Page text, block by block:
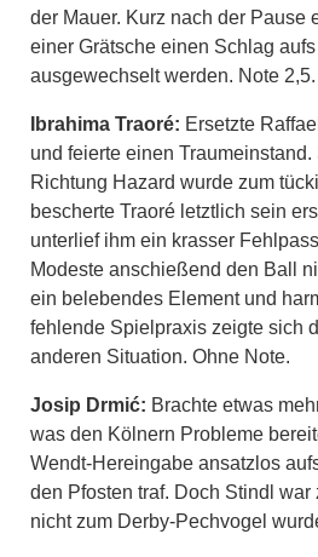
der Mauer. Kurz nach der Pause
einer Grätsche einen Schlag
ausgewechselt werden. Note 2,5.
Ibrahima Traoré: Ersetzte
und feierte einen
Richtung Hazard wurde zum
bescherte Traoré letztlich sein
unterlief ihm ein krasser
Modeste anschießend den Ball
ein belebendes Element und
fehlende Spielpraxis zeigte sich
anderen Situation. Ohne Note.
Josip Drmić: Brachte etwas
was den Kölnern Probleme
Wendt-Hereingabe ansatzlos
den Pfosten traf. Doch Stindl
nicht zum Derby-Pechvogel